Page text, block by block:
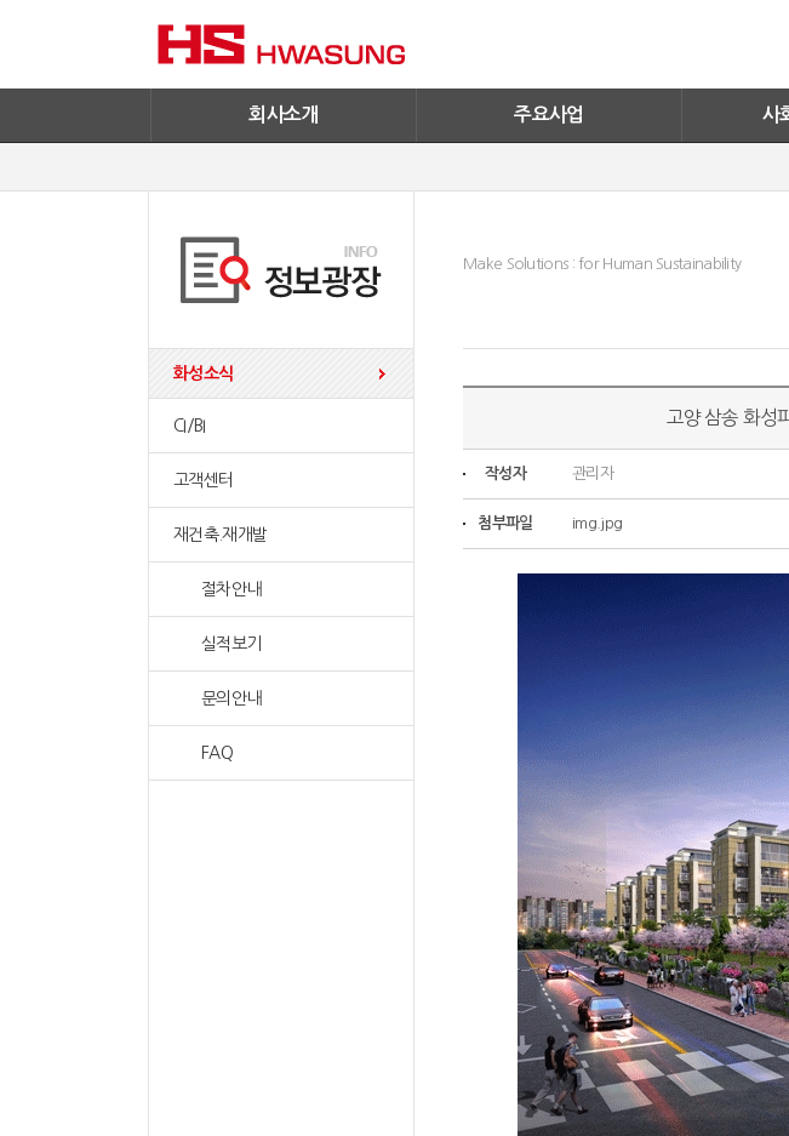
회사소개
기업IR
주요사업 사
화성소식
CI/BI
고객센터
재건축.재개발
절차안내
실적보기
문의안내
FAQ
Make Solutions : for Human Sustainability
고양 삼송 화성
작성자 관리자
첨부파일 img.jpg